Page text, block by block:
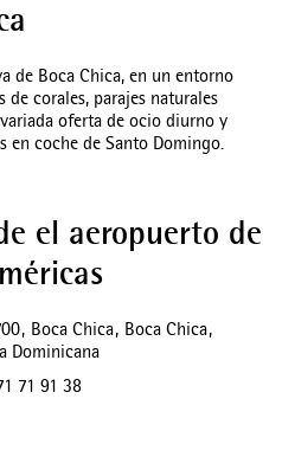
de Boca Chica, en un entorno
de corales, parajes naturales
oferta de ocio diurno y
en coche de Santo Domingo.
el aeropuerto de
, Boca Chica, Boca Chica,
Dominicana
71 91 38